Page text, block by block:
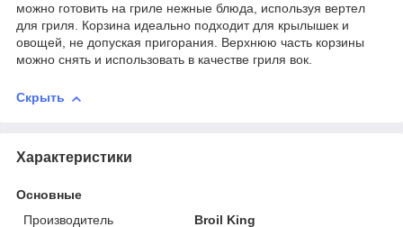
можно готовить на гриле нежные блюда, используя вертел
для гриля. Корзина идеально подходит для крылышек и
овощей, не допуская пригорания. Верхнюю часть корзины
можно снять и использовать в качестве гриля вок.
Скрыть
Характеристики
Основные
Производитель
Broil King